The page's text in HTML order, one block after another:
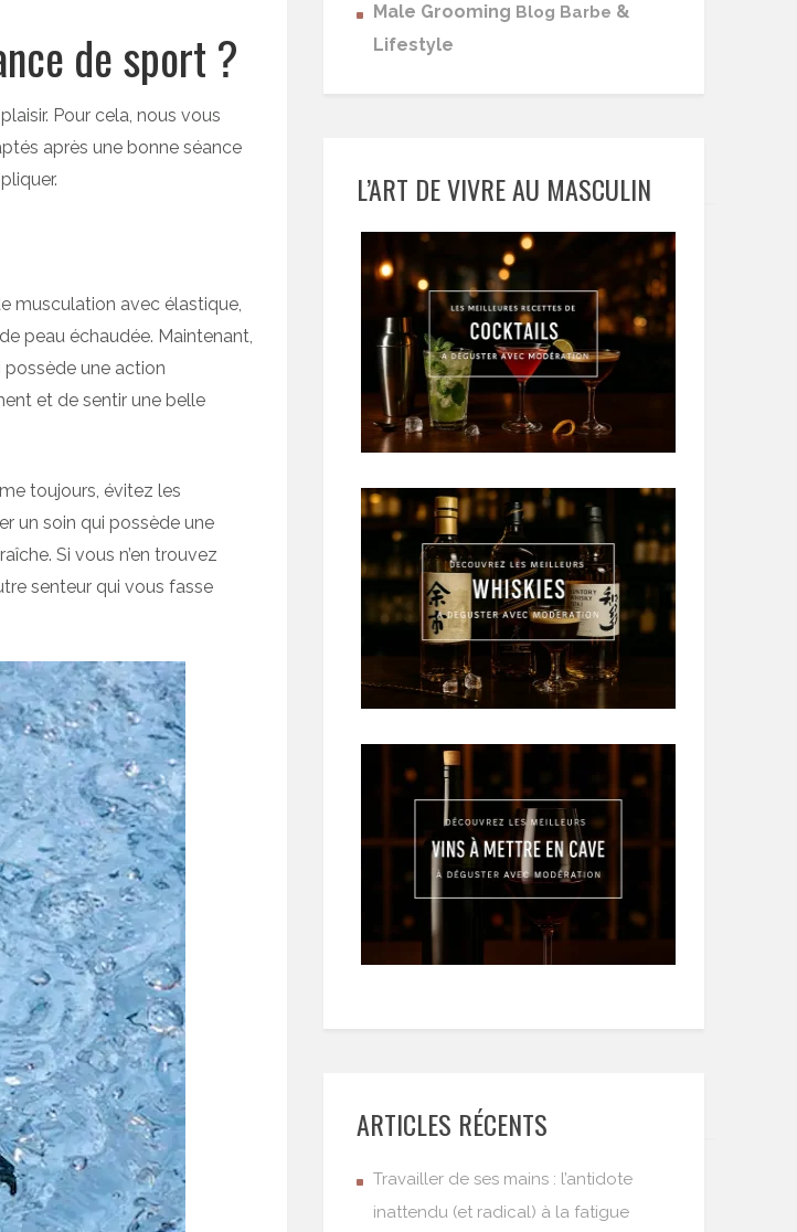
de sport ?
Pour cela, nous vous
après une bonne séance
musculation avec élastique,
peau échaudée. Maintenant,
possède une action
et de sentir une belle
toujours, évitez les
un soin qui possède une
Si vous n’en trouvez
senteur qui vous fasse
Male Grooming Blog Barbe &
Lifestyle
L’ART DE VIVRE AU MASCULIN
ARTICLES RÉCENTS
Travailler de ses mains : l’antidote
inattendu (et radical) à la fatigue